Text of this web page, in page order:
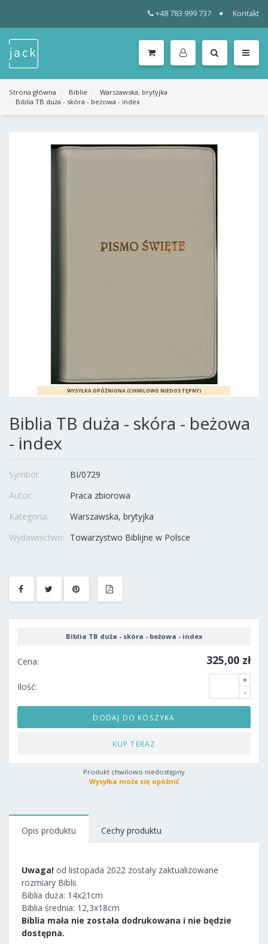
+48 783 999 737 Kontakt
KATEGORIE
MENU
Strona główna Biblie
Warszawska, brytyjka
Biblia TB duża - skóra - beżowa - index
Biblia TB duża - skóra - beżowa
- index
Symbol:
BI/0729
Autor:
Praca zbiorowa
Kategoria:
Warszawska, brytyjka
Wydawnictwo: Towarzystwo Biblijne w Polsce
Biblia TB duża - skóra - beżowa - index
Cena: 325,00 zł
Ilość:
+
-
DODAJ DO KOSZYKA
KUP TERAZ
Produkt chwilowo niedostępny
Wysyłka może się opóźnić
Opis produktu Cechy produktu
Uwaga! od listopada 2022 zostały zaktualizowane
rozmiary Biblii.
Biblia duża: 14x21cm
Biblia średnia: 12,3x18cm
Biblia mała nie została dodrukowana i nie będzie
dostępna.